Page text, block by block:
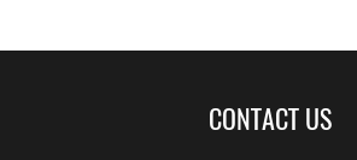
CONTACT US